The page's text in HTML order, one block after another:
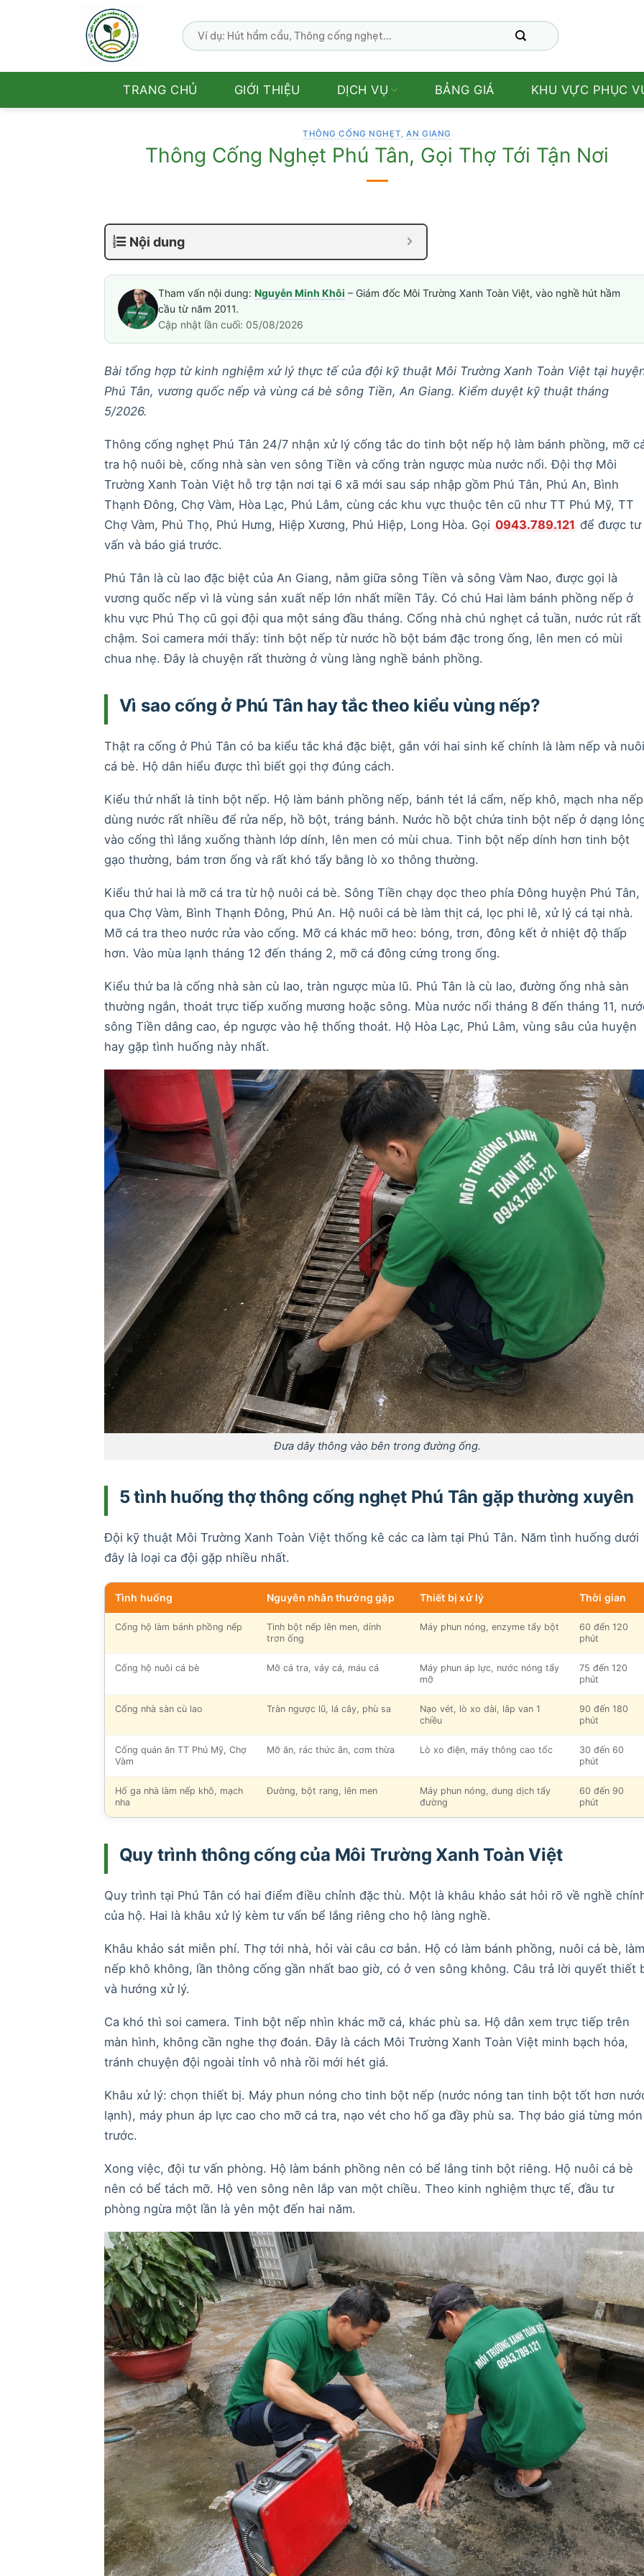
TRANG CHỦ GIỚI THIỆU DỊCH VỤ BẢNG GIÁ KHU VỰC PHỤC
THÔNG CỐNG NGHẸT,AN GIANG
Thông Cống Nghẹt Phú Tân, Gọi Thợ Tới Tận Nơi
Nội dung
Tham vấn nội dung: Nguyễn Minh Khôi – Giám đốc Môi Trường Xanh Toàn Việt, vào nghề hút hầm
cầu từ năm 2011.
Cập nhật lần cuối: 05/08/2026
Bài tổng hợp từ kinh nghiệm xử lý thực tế của đội kỹ thuật Môi Trường Xanh Toàn Việt tại
Phú Tân, vương quốc nếp và vùng cá bè sông Tiền, An Giang. Kiểm duyệt kỹ thuật tháng
5/2026.
Thông cống nghẹt Phú Tân 24/7 nhận xử lý cống tắc do tinh bột nếp hộ làm bánh phồng, mỡ
tra hộ nuôi bè, cống nhà sàn ven sông Tiền và cống tràn ngược mùa nước nổi. Đội thợ Môi
Trường Xanh Toàn Việt hỗ trợ tận nơi tại 6 xã mới sau sáp nhập gồm Phú Tân, Phú An, Bình
Thạnh Đông, Chợ Vàm, Hòa Lạc, Phú Lâm, cùng các khu vực thuộc tên cũ như TT Phú Mỹ, TT
Chợ Vàm, Phú Thọ, Phú Hưng, Hiệp Xương, Phú Hiệp, Long Hòa. Gọi 0943.789.121 để được tư
vấn và báo giá trước.
Phú Tân là cù lao đặc biệt của An Giang, nằm giữa sông Tiền và sông Vàm Nao, được gọi là
vương quốc nếp vì là vùng sản xuất nếp lớn nhất miền Tây. Có chú Hai làm bánh phồng nếp ở
khu vực Phú Thọ cũ gọi đội qua một sáng đầu tháng. Cống nhà chú nghẹt cả tuần, nước rút rất
chậm. Soi camera mới thấy: tinh bột nếp từ nước hồ bột bám đặc trong ống, lên men có mùi
chua nhẹ. Đây là chuyện rất thường ở vùng làng nghề bánh phồng.
Vì sao cống ở Phú Tân hay tắc theo kiểu vùng nếp?
Thật ra cống ở Phú Tân có ba kiểu tắc khá đặc biệt, gắn với hai sinh kế chính là làm nếp và nuôi
cá bè. Hộ dân hiểu được thì biết gọi thợ đúng cách.
Kiểu thứ nhất là tinh bột nếp. Hộ làm bánh phồng nếp, bánh tét lá cẩm, nếp khô, mạch nha nếp
dùng nước rất nhiều để rửa nếp, hồ bột, tráng bánh. Nước hồ bột chứa tinh bột nếp ở dạng
vào cống thì lắng xuống thành lớp dính, lên men có mùi chua. Tinh bột nếp dính hơn tinh bột
gạo thường, bám trơn ống và rất khó tẩy bằng lò xo thông thường.
Kiểu thứ hai là mỡ cá tra từ hộ nuôi cá bè. Sông Tiền chạy dọc theo phía Đông huyện Phú Tân,
qua Chợ Vàm, Bình Thạnh Đông, Phú An. Hộ nuôi cá bè làm thịt cá, lọc phi lê, xử lý cá tại nhà.
Mỡ cá tra theo nước rửa vào cống. Mỡ cá khác mỡ heo: bóng, trơn, đông kết ở nhiệt độ thấp
hơn. Vào mùa lạnh tháng 12 đến tháng 2, mỡ cá đông cứng trong ống.
Kiểu thứ ba là cống nhà sàn cù lao, tràn ngược mùa lũ. Phú Tân là cù lao, đường ống nhà sàn
thường ngắn, thoát trực tiếp xuống mương hoặc sông. Mùa nước nổi tháng 8 đến tháng 11,
sông Tiền dâng cao, ép ngược vào hệ thống thoát. Hộ Hòa Lạc, Phú Lâm, vùng sâu của huyện
hay gặp tình huống này nhất.
Đưa dây thông vào bên trong đường ống.
5 tình huống thợ thông cống nghẹt Phú Tân gặp thường xuyên
Đội kỹ thuật Môi Trường Xanh Toàn Việt thống kê các ca làm tại Phú Tân. Năm tình huống dưới
đây là loại ca đội gặp nhiều nhất.
Tình huống Nguyên nhân thường gặp Thiết bị xử lý Thời gian
Cống hộ làm bánh phồng nếp
Tinh bột nếp lên men, dính
trơn ống
Máy phun nóng, enzyme tẩy bột
60 đến 120
phút
Cống hộ nuôi cá bè Mỡ cá tra, vảy cá, máu cá
Máy phun áp lực, nước nóng tẩy
mỡ
75 đến 120
phút
Cống nhà sàn cù lao Tràn ngược lũ, lá cây, phù sa
Nạo vét, lò xo dài, lắp van 1
chiều
90 đến 180
phút
Cống quán ăn TT Phú Mỹ, Chợ
Vàm
Mỡ ăn, rác thức ăn, cơm thừa Lò xo điện, máy thông cao tốc
30 đến 60
phút
Hố ga nhà làm nếp khô, mạch
nha
Đường, bột rang, lên men
Máy phun nóng, dung dịch tẩy
đường
60 đến 90
phút
Quy trình thông cống của Môi Trường Xanh Toàn Việt
Quy trình tại Phú Tân có hai điểm điều chỉnh đặc thù. Một là khâu khảo sát hỏi rõ về nghề
của hộ. Hai là khâu xử lý kèm tư vấn bể lắng riêng cho hộ làng nghề.
Khâu khảo sát miễn phí. Thợ tới nhà, hỏi vài câu cơ bản. Hộ có làm bánh phồng, nuôi cá bè, làm
nếp khô không, lần thông cống gần nhất bao giờ, có ở ven sông không. Câu trả lời quyết thiết
và hướng xử lý.
Ca khó thì soi camera. Tinh bột nếp nhìn khác mỡ cá, khác phù sa. Hộ dân xem trực tiếp trên
màn hình, không cần nghe thợ đoán. Đây là cách Môi Trường Xanh Toàn Việt minh bạch hóa,
tránh chuyện đội ngoài tỉnh vô nhà rồi mới hét giá.
Khâu xử lý: chọn thiết bị. Máy phun nóng cho tinh bột nếp (nước nóng tan tinh bột tốt hơn
lạnh), máy phun áp lực cao cho mỡ cá tra, nạo vét cho hố ga đầy phù sa. Thợ báo giá từng món
trước.
Xong việc, đội tư vấn phòng. Hộ làm bánh phồng nên có bể lắng tinh bột riêng. Hộ nuôi cá bè
nên có bể tách mỡ. Hộ ven sông nên lắp van một chiều. Theo kinh nghiệm thực tế, đầu tư
phòng ngừa một lần là yên một đến hai năm.